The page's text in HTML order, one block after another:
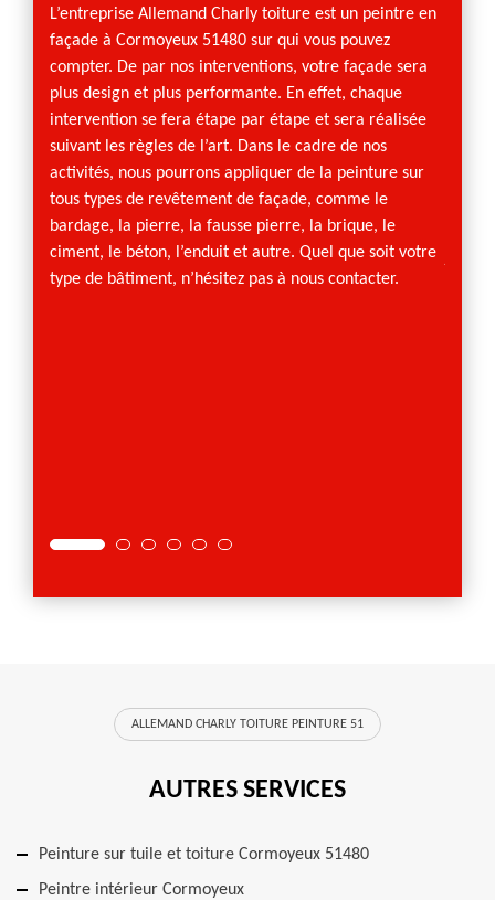
L’entreprise Allemand Charly toiture est un peintre en
façade à Cormoyeux 51480 sur qui vous pouvez
compter. De par nos interventions, votre façade sera
plus design et plus performante. En effet, chaque
intervention se fera étape par étape et sera réalisée
suivant les règles de l’art. Dans le cadre de nos
activités, nous pourrons appliquer de la peinture sur
tous types de revêtement de façade, comme le
bardage, la pierre, la fausse pierre, la brique, le
ciment, le béton, l’enduit et autre. Quel que soit votre
type de bâtiment, n’hésitez pas à nous contacter.
ALLEMAND CHARLY TOITURE PEINTURE 51
AUTRES SERVICES
Peinture sur tuile et toiture Cormoyeux 51480
Peintre intérieur Cormoyeux